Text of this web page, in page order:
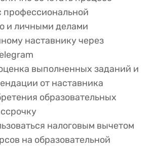
профессиональной
и личными делами
наставнику через
выполненных заданий и
от наставника
образовательных
налоговым вычетом
на образовательной